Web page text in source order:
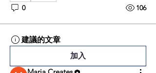
0 106
建議的文章
加入